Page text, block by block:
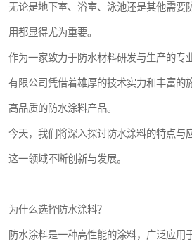
无论是地下室、浴室、泳池还是其他需要
用都显得尤为重要。
作为一家致力于防水材料研发与生产的专
有限公司凭借着雄厚的技术实力和丰富的
高品质的防水涂料产品。
今天，我们将深入探讨防水涂料的特点与
这一领域不断创新与发展。
为什么选择防水涂料？
防水涂料是一种高性能的涂料，广泛应用